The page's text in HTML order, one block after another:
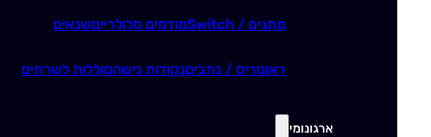
מתגים / Switch מודמים סלולרייםשנאים
ראוטרים / נתביםנקודות גישהסוללות לשרתים
ארגונומי